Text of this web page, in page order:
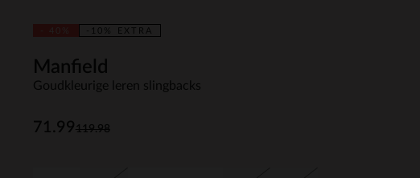
-10% EXTRA
Manfield
Goudkleurige leren slingbacks
119.98
71.99